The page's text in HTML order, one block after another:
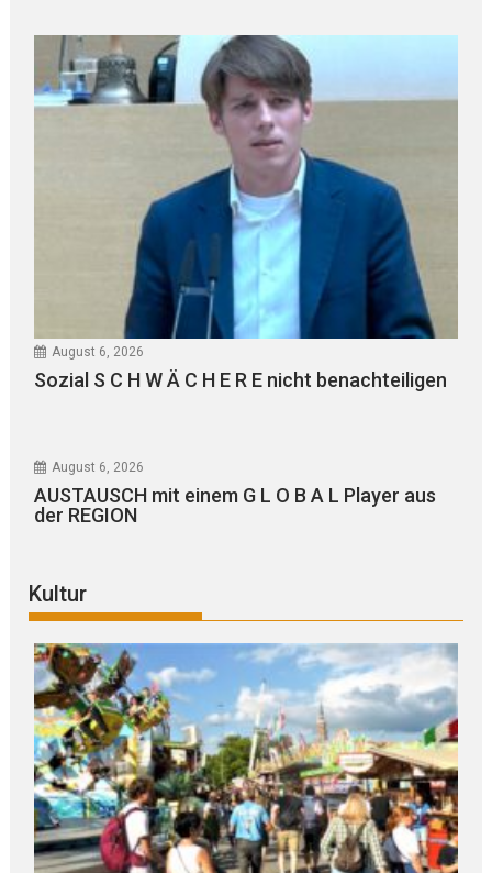
August 6, 2026
Sozial S C H W Ä C H E R E nicht benachteiligen
August 6, 2026
AUSTAUSCH mit einem G L O B A L Player aus
der REGION
Kultur